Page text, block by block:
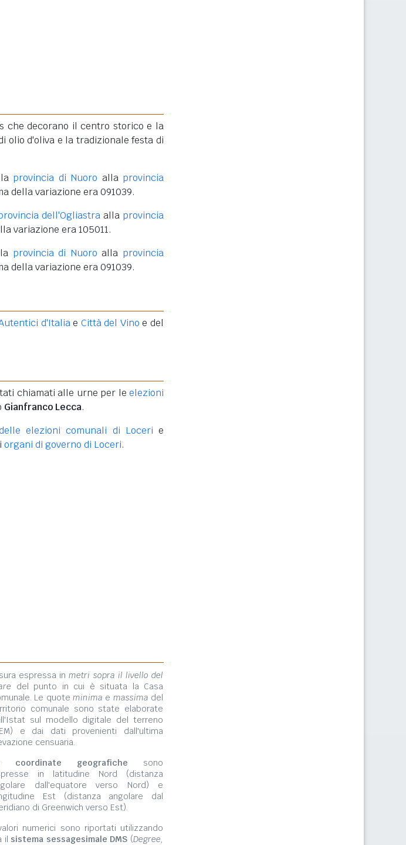
che decorano il centro storico e la
olio d'oliva e la tradizionale festa di
provincia di Nuoro alla provincia
della variazione era 091039.
dell'Ogliastraalla provincia
variazione era 105011.
provincia di Nuoro alla provincia
della variazione era 091039.
d'Italiae Città del Vino e del
chiamati alle urne per le elezioni
Gianfranco Lecca.
elezioni comunali di Loceri e
organi di governo di Loceri.
espressa inmetri sopra il livello del
del punto in cui è situata la Casa
Le quote minima e massima del
comunale sono state elaborate
sul modello digitale del terreno
e dai dati provenienti dall'ultima
censuaria.
coordinate geografiche sono
in latitudine Nord (distanza
dall'equatore verso Nord) e
Est (distanza angolare dal
di Greenwich verso Est).
numerici sono riportati utilizzando
il sistema sessagesimale DMS (Degree,